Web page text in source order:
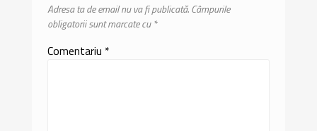
Adresa ta de email nu va fi publicată.Câmpurile
obligatorii sunt marcate cu*
Comentariu *